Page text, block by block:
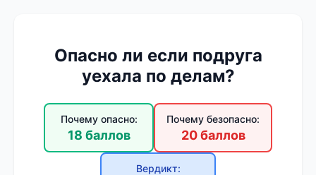
Опасно ли если подруга
уехала по делам?
Почему опасно:
18 баллов
Почему безопасно:
20 баллов
Вердикт: